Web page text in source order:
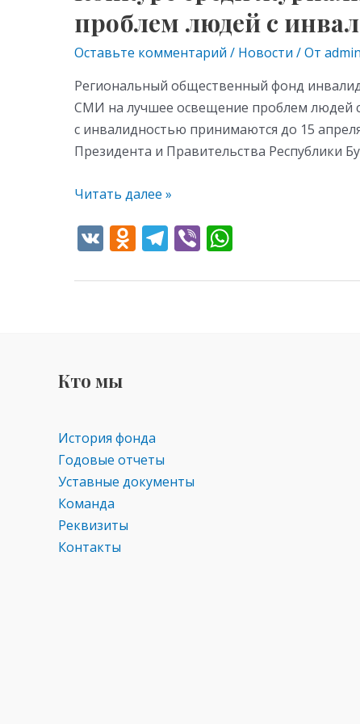
проблем людей с
Оставьте комментарий / Новости / От admin
Региональный общественный фонд
СМИ на лучшее освещение проблем людей
с инвалидностью принимаются до 15
Президента и Правительства Республики
среди
журналистов
республиканских
на
лучшее
освещение
проблем
инвалидностью
Читать далее »
V O
n
ki
T
e
Vi
er at
Кто мы
История фонда
Годовые отчеты
Уставные документы
Команда
Реквизиты
Контакты